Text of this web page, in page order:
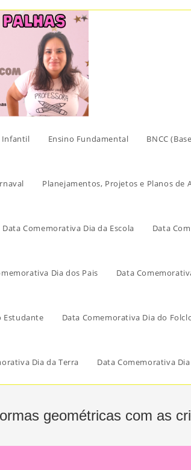
Infantil Ensino Fundamental BNCC
Planejamentos, Projetos e Planos de
Data Comemorativa Dia da Escola Data
Dia dos Pais Data
Estudante Data Comemorativa Dia do
Dia da Terra Data Comemorativa
geométricas com as